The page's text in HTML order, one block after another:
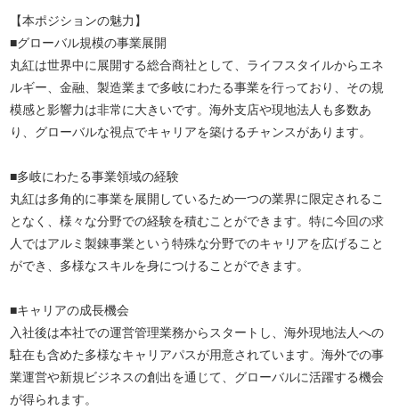
【本ポジションの魅力】
■グローバル規模の事業展開
丸紅は世界中に展開する総合商社として、ライフスタイルからエネ
ルギー、金融、製造業まで多岐にわたる事業を行っており、その規
模感と影響力は非常に大きいです。海外支店や現地法人も多数あ
り、グローバルな視点でキャリアを築けるチャンスがあります。
■多岐にわたる事業領域の経験
丸紅は多角的に事業を展開しているため一つの業界に限定されるこ
となく、様々な分野での経験を積むことができます。特に今回の求
人ではアルミ製錬事業という特殊な分野でのキャリアを広げること
ができ、多様なスキルを身につけることができます。
■キャリアの成長機会
入社後は本社での運営管理業務からスタートし、海外現地法人への
駐在も含めた多様なキャリアパスが用意されています。海外での事
業運営や新規ビジネスの創出を通じて、グローバルに活躍する機会
が得られます。